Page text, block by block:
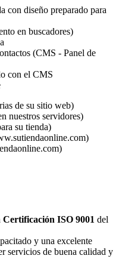
con diseño preparado para
en buscadores)
(CMS - Panel de
con el CMS
de su sitio web)
nuestros servidores)
su tienda)
Certificación ISO 9001 del
y una excelente
servicios de buena calidad y